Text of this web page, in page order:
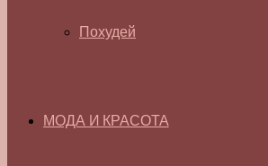
Похудей
МОДА И КРАСОТА